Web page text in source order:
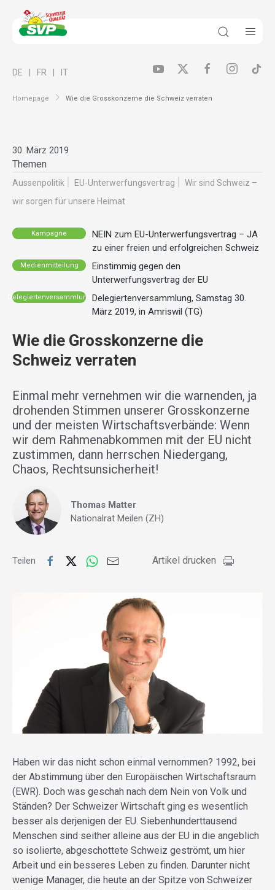
Homepage Wie die Grosskonzerne die Schweiz verraten
DE FR IT
30. März 2019
Themen
Aussenpolitik EU-Unterwerfungsvertrag
Wir sind Schweiz –
wir sorgen für unsere Heimat
Kampagne
NEIN zum EU-Unterwerfungsvertrag – JA
zu einer freien und erfolgreichen Schweiz
Medienmitteilung
Einstimmig gegen den
Unterwerfungsvertrag der EU
Delegiertenversammlung
Delegiertenversammlung, Samstag 30.
März 2019, in Amriswil (TG)
Wie die Grosskonzerne die
Schweiz verraten
Einmal mehr vernehmen wir die warnenden, ja
drohenden Stimmen unserer Grosskonzerne
und der meisten Wirtschaftsverbände: Wenn
wir dem Rahmenabkommen mit der EU nicht
zustimmen, dann herrschen Niedergang,
Chaos, Rechtsunsicherheit!
Thomas Matter
Nationalrat Meilen (ZH)
Teilen Artikel drucken
Haben wir das nicht schon einmal vernommen? 1992, bei
der Abstimmung über den Europäischen Wirtschaftsraum
(EWR). Doch was geschah nach dem Nein von Volk und
Ständen? Der Schweizer Wirtschaft ging es wesentlich
besser als derjenigen der EU. Siebenhunderttausend
Menschen sind seither alleine aus der EU in die angeblich
so isolierte, abgeschottete Schweiz geströmt, um hier
Arbeit und ein besseres Leben zu finden. Darunter nicht
wenige Manager, die heute an der Spitze von Schweizer